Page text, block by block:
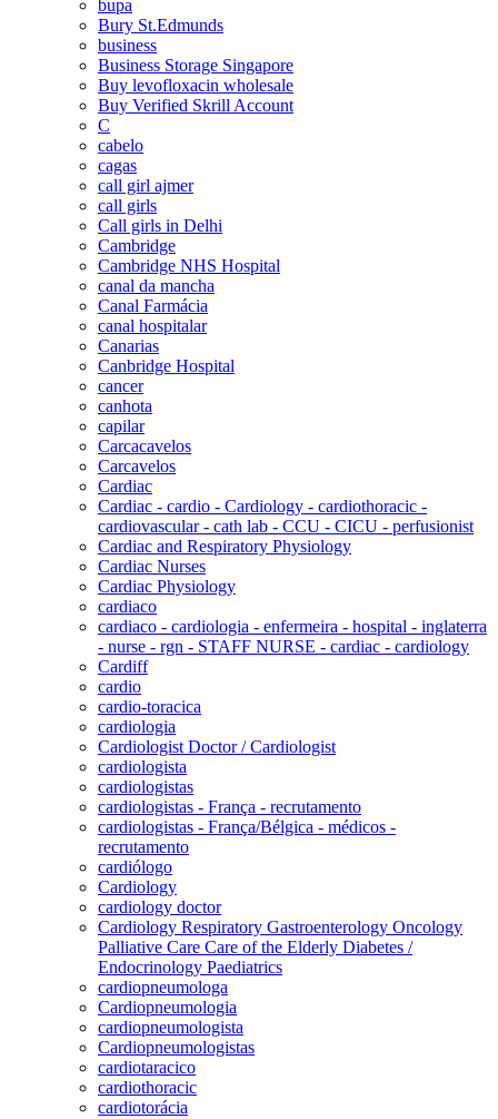
bupa
Bury St.Edmunds
business
Business Storage Singapore
Buy levofloxacin wholesale
Buy Verified Skrill Account
C
cabelo
cagas
call girl ajmer
call girls
Call girls in Delhi
Cambridge
Cambridge NHS Hospital
canal da mancha
Canal Farmácia
canal hospitalar
Canarias
Canbridge Hospital
cancer
canhota
capilar
Carcacavelos
Carcavelos
Cardiac
Cardiac - cardio - Cardiology - cardiothoracic -
cardiovascular - cath lab - CCU - CICU - perfusionist
Cardiac and Respiratory Physiology
Cardiac Nurses
Cardiac Physiology
cardiaco
cardiaco - cardiologia - enfermeira - hospital - inglaterra
- nurse - rgn - STAFF NURSE - cardiac - cardiology
Cardiff
cardio
cardio-toracica
cardiologia
Cardiologist Doctor / Cardiologist
cardiologista
cardiologistas
cardiologistas - França - recrutamento
cardiologistas - França/Bélgica - médicos -
recrutamento
cardiólogo
Cardiology
cardiology doctor
Cardiology Respiratory Gastroenterology Oncology
Palliative Care Care of the Elderly Diabetes /
Endocrinology Paediatrics
cardiopneumologa
Cardiopneumologia
cardiopneumologista
Cardiopneumologistas
cardiotaracico
cardiothoracic
cardiotorácia